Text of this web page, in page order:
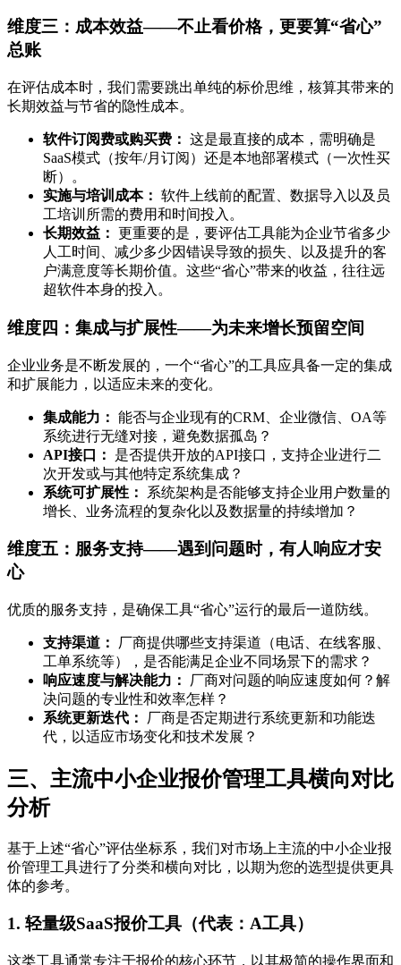
维度三：成本效益——不止看价格，更要算“省心”
总账
在评估成本时，我们需要跳出单纯的标价思维，核算其带来的
长期效益与节省的隐性成本。
软件订阅费或购买费： 这是最直接的成本，需明确是
SaaS模式（按年/月订阅）还是本地部署模式（一次性买
断）。
实施与培训成本： 软件上线前的配置、数据导入以及员
工培训所需的费用和时间投入。
长期效益： 更重要的是，要评估工具能为企业节省多少
人工时间、减少多少因错误导致的损失、以及提升的客
户满意度等长期价值。这些“省心”带来的收益，往往远
超软件本身的投入。
维度四：集成与扩展性——为未来增长预留空间
企业业务是不断发展的，一个“省心”的工具应具备一定的集成
和扩展能力，以适应未来的变化。
集成能力： 能否与企业现有的CRM、企业微信、OA等
系统进行无缝对接，避免数据孤岛？
API接口：
是否提供开放的API接口，支持企业进行二
次开发或与其他特定系统集成？
系统可扩展性：
系统架构是否能够支持企业用户数量的
增长、业务流程的复杂化以及数据量的持续增加？
维度五：服务支持——遇到问题时，有人响应才安
心
优质的服务支持，是确保工具“省心”运行的最后一道防线。
支持渠道：
厂商提供哪些支持渠道（电话、在线客服、
工单系统等），是否能满足企业不同场景下的需求？
响应速度与解决能力：
厂商对问题的响应速度如何？解
决问题的专业性和效率怎样？
系统更新迭代：
厂商是否定期进行系统更新和功能迭
代，以适应市场变化和技术发展？
三、主流中小企业报价管理工具横向对比
分析
基于上述“省心”评估坐标系，我们对市场上主流的中小企业报
价管理工具进行了分类和横向对比，以期为您的选型提供更具
体的参考。
1. 轻量级SaaS报价工具（代表：A工具）
这类工具通常专注于报价的核心环节，以其极简的操作界面和